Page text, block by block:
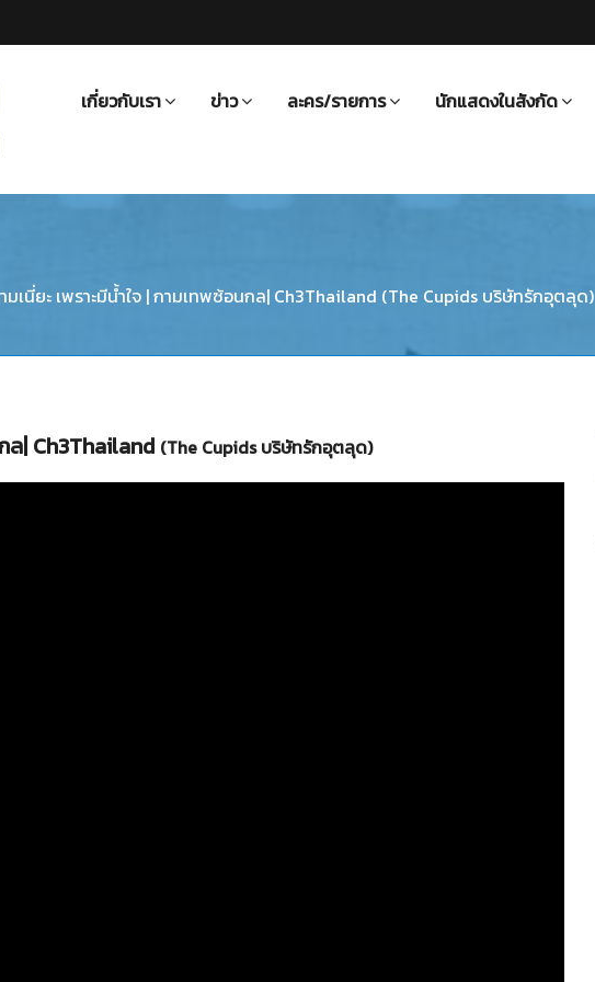
เกี่ยวกับเรา ข่าว ละคร/รายการ นักแสดงในสังกัด
มเนี่ยะ เพราะมีน้ำใจ | กามเทพซ้อนกล| Ch3Thailand (The Cupids บริษัทรักอุตลุด)
ล| Ch3Thailand (The Cupids บริษัทรักอุตลุด)